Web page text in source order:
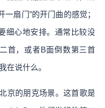
扇门”的开门曲的感觉；
细心地安排。通常比较没
首，或者B面倒数第三首
说什么。
京的朋克场景。这首歌是